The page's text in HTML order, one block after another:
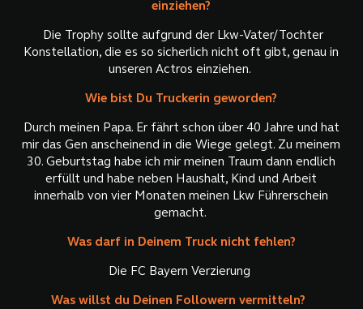
einziehen?
Die Trophy sollte aufgrund der Lkw-Vater/Tochter
Konstellation, die es so sicherlich nicht oft gibt, genau in
unseren Actros einziehen.
Wie bist Du Truckerin geworden?
Durch meinen Papa. Er fährt schon über 40 Jahre und hat
mir das Gen anscheinend in die Wiege gelegt. Zu meinem
30. Geburtstag habe ich mir meinen Traum dann endlich
erfüllt und habe neben Haushalt, Kind und Arbeit
innerhalb von vier Monaten meinen Lkw Führerschein
gemacht.
Was darf in Deinem Truck nicht fehlen?
Die FC Bayern Verzierung
Was willst du Deinen Followern vermitteln?